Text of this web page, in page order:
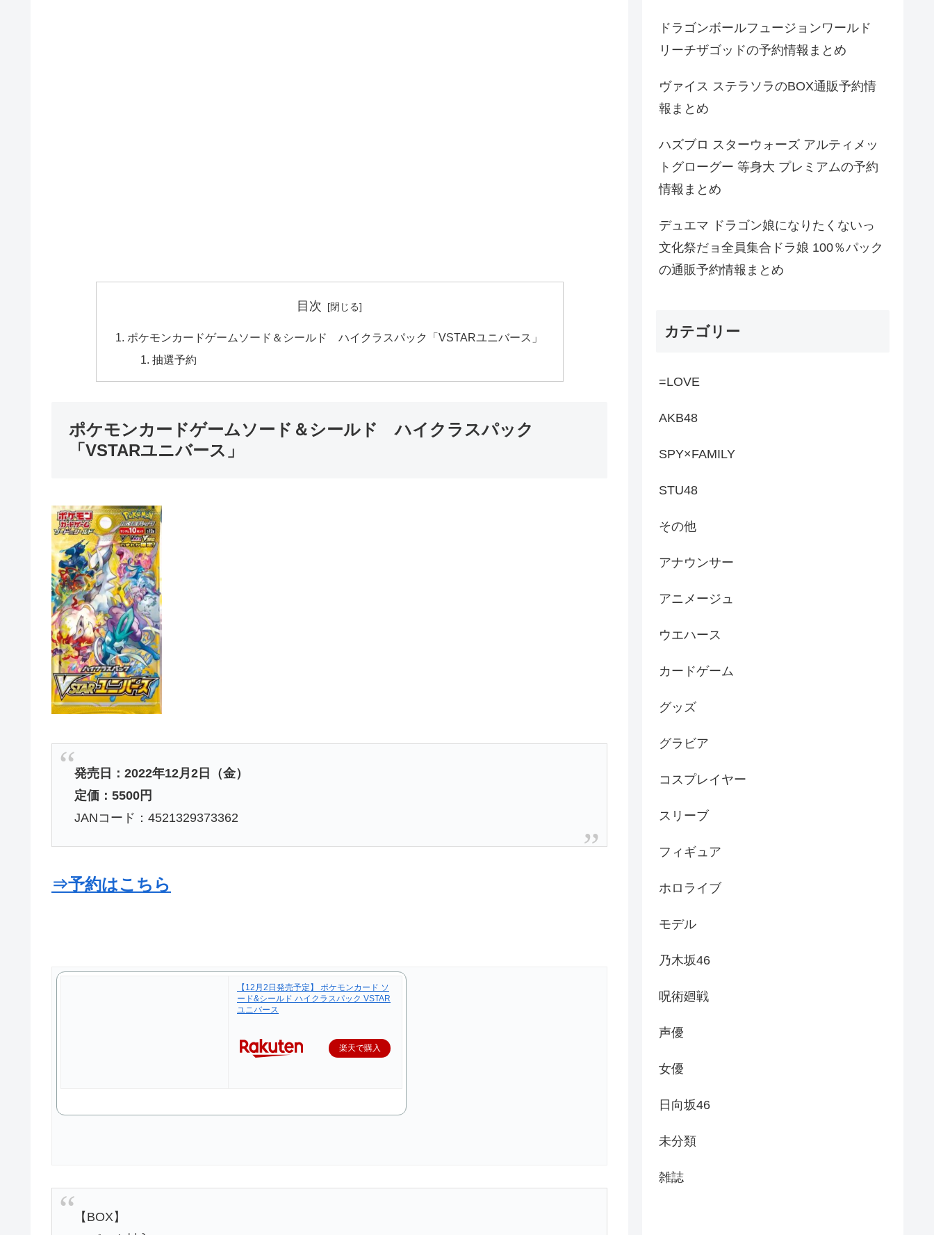
目次
ポケモンカードゲームソード＆シールド ハイクラスパック「VSTARユニバース」
抽選予約
ポケモンカードゲームソード＆シールド ハイクラスパック
「VSTARユニバース」
発売日：2022年12月2日（金）
定価：5500円
JANコード：4521329373362
⇒予約はこちら
【12月2日発売予定】 ポケモンカード ソ
ード&シールド ハイクラスパック VSTAR
ユニバース
楽天で購入
【BOX】
ドラゴンボールフュージョンワールド
リーチザゴッドの予約情報まとめ
ヴァイス ステラソラのBOX通販予約情
報まとめ
ハズブロ スターウォーズ アルティメッ
トグローグー 等身大 プレミアムの予約
情報まとめ
デュエマ ドラゴン娘になりたくないっ
文化祭だョ全員集合ドラ娘 100％パック
の通販予約情報まとめ
カテゴリー
=LOVE
AKB48
SPY×FAMILY
STU48
その他
アナウンサー
アニメージュ
ウエハース
カードゲーム
グッズ
グラビア
コスプレイヤー
スリーブ
フィギュア
ホロライブ
モデル
乃木坂46
呪術廻戦
声優
女優
日向坂46
未分類
雑誌